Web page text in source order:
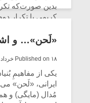
بدین ‌صورت‌که
کریمی با تکرار
مصراع اولِ کریمی
READING
«لَحن»… و
Published on ۱۸ خرداد ۱۴۰۲
یکی از مفاهیمِ
ایرانی، «لَحن»
مُدال (مایگی) و